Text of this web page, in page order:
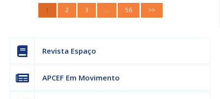
1 2 3 … 56 >>
Revista Espaço
APCEF Em Movimento